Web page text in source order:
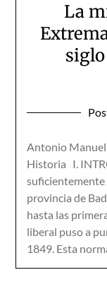
La
Antonio Manuel
Historia I.
suficientemente
provincia de
hasta las
liberal puso a
1849. Esta